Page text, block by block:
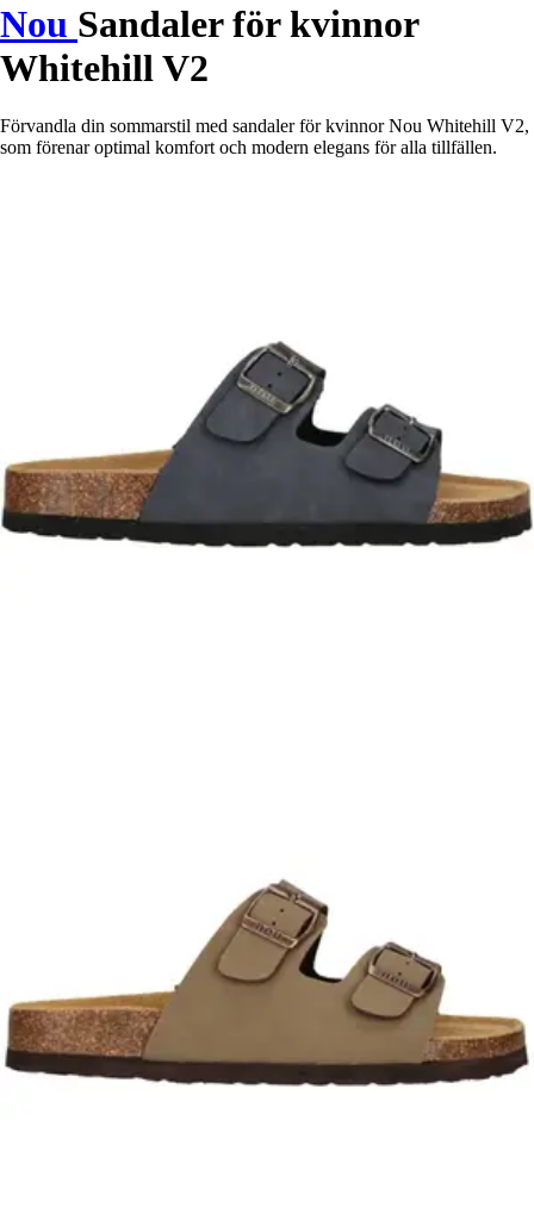
Nou Sandaler för kvinnor
Whitehill V2
Förvandla din sommarstil med sandaler för kvinnor Nou Whitehill V2,
som förenar optimal komfort och modern elegans för alla tillfällen.